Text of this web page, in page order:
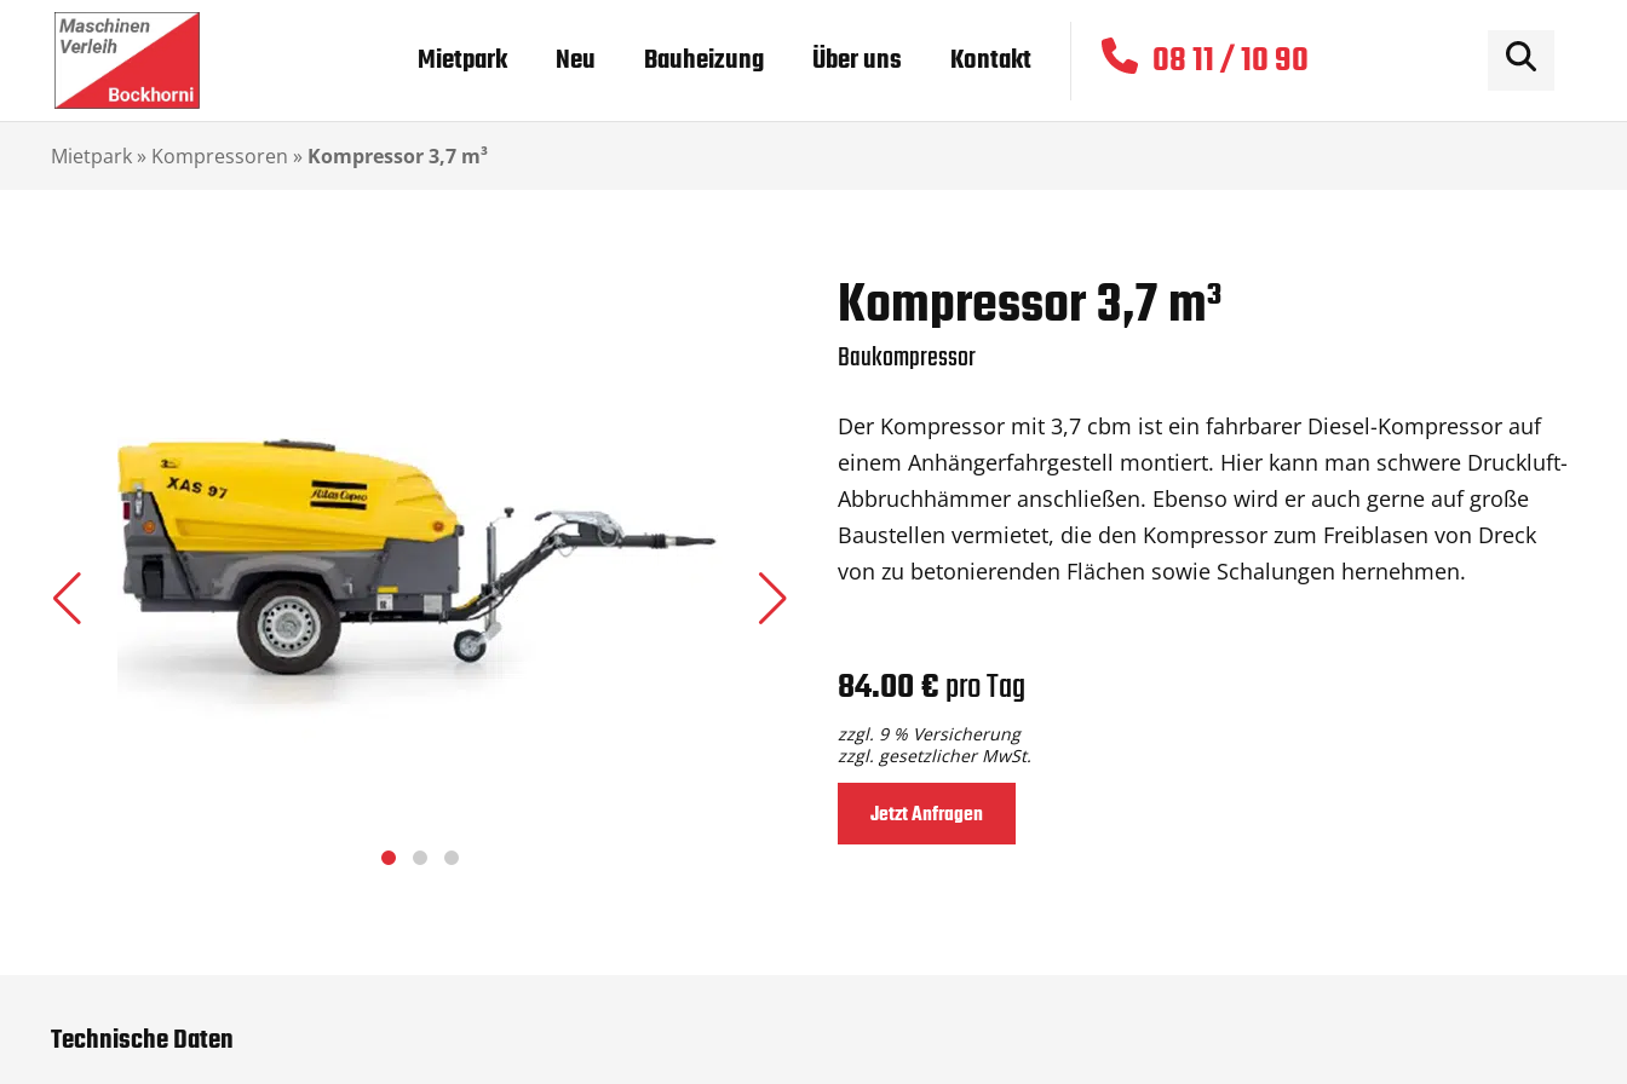
Mietpark Neu Bauheizung Über uns Kontakt 08 11 / 10 90
Mietpark » Kompressoren » Kompressor 3,7 m³
Kompressor 3,7 m³
Baukompressor
Der Kompressor mit 3,7 cbm ist ein fahrbarer Diesel-Kompressor auf
einem Anhängerfahrgestell montiert. Hier kann man schwere Druckluft-
Abbruchhämmer anschließen. Ebenso wird er auch gerne auf große
Baustellen vermietet, die den Kompressor zum Freiblasen von Dreck
von zu betonierenden Flächen sowie Schalungen hernehmen.
84.00 €pro Tag
zzgl. 9 % Versicherung
zzgl. gesetzlicher MwSt.
Jetzt Anfragen
Technische Daten